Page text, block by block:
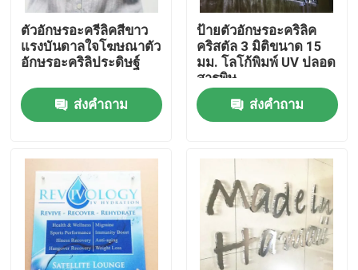
สินค้า
เกี่ยวกับเรา
ตัวอักษรอะครีลิคสีขาว
แรงบันดาลใจโฆษณาตัว
อักษรอะคริลิประดิษฐ์
ส่งคำถาม
ป้ายตัวอักษรอะคริลิค
คริสตัล 3 มิติขนาด 15
มม. โลโก้พิมพ์ UV ปลอด
สารพิษ
ส่งคำถาม